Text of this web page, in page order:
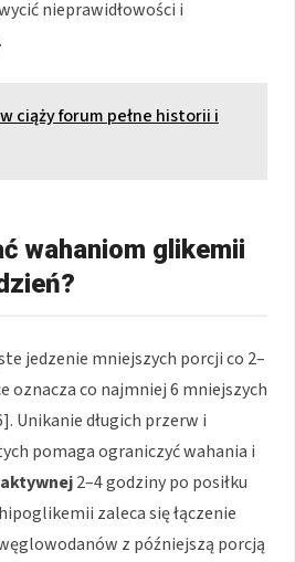
nieprawidłowości i
ciąży forum pełne historii i
wahaniom glikemii
jedzenie mniejszych porcji co 2–
oznacza co najmniej 6 mniejszych
Unikanie długich przerw i
pomaga ograniczyć wahania i
2–4 godziny po posiłku
zaleca się łączenie
z późniejszą porcją